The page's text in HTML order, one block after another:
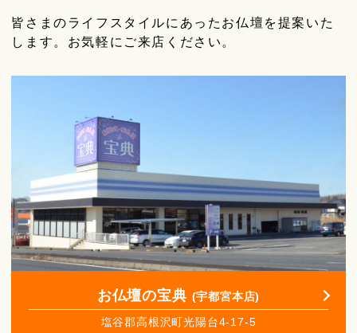
皆さまのライフスタイルにあったお仏壇を提案いた
します。お気軽にご来店ください。
お仏壇の宝典 (宇都宮本店)
塩谷郡高根沢町光陽台4-17-5